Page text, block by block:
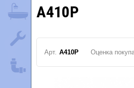
A410P
Арт. A410P Оценка